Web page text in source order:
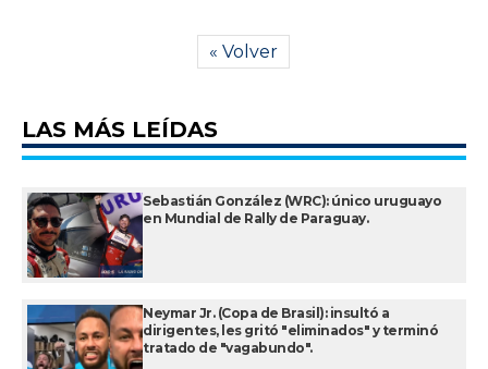
« Volver
LAS MÁS LEÍDAS
Sebastián González (WRC): único uruguayo
en Mundial de Rally de Paraguay.
Neymar Jr. (Copa de Brasil): insultó a
dirigentes, les gritó "eliminados" y terminó
tratado de "vagabundo".